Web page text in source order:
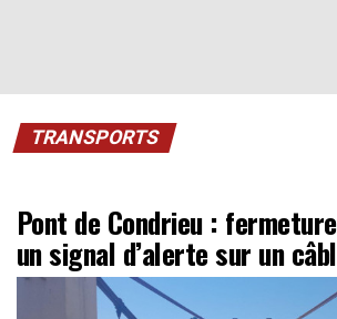
TRANSPORTS
Pont de Condrieu :
un signal d’alerte sur un